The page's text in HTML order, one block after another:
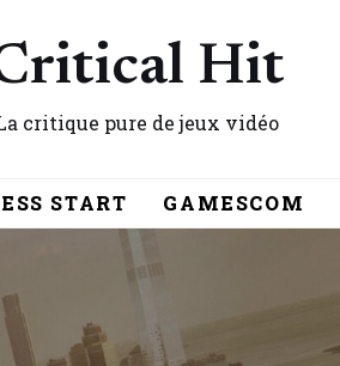
Hit
critique pure de jeux vidéo
START GAMESCOM